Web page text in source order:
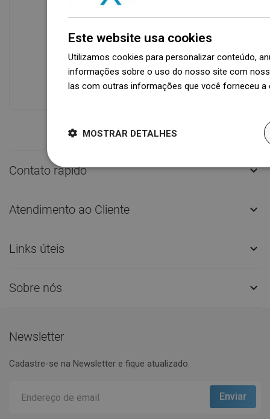
Um moderno centro logístico com área
de 31.000 m² e mais de 68.000 paletes
oferece mais de 1.500.000 peças de
produtos disponíveis!
Contato rápido 
Atendimento ao Cliente 
Links úteis 
Sobre nós 
Newsletter
Cadastre-se na Newsletter e fique atualizado.
Este website usa cookies
Utilizamos cookies para personalizar conteúdo,
informações sobre o uso do nosso site com
las com outras informações que você forneceu
MOSTRAR DETALHES